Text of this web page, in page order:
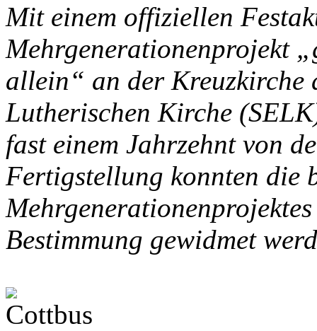
Mit einem offiziellen
Mehrgenerationenprojekt
allein“ an der Kreuzkirche
Lutherischen Kirche
fast einem Jahrzehnt von
Fertigstellung konnten die
Bestimmung gewidmet